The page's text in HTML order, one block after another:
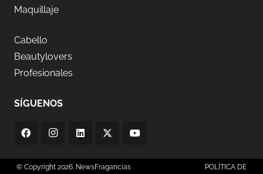
Maquillaje
Cabello
Beautylovers
Profesionales
SÍGUENOS
© Copyright 2026. NewsFragancias POLÍTICA DE